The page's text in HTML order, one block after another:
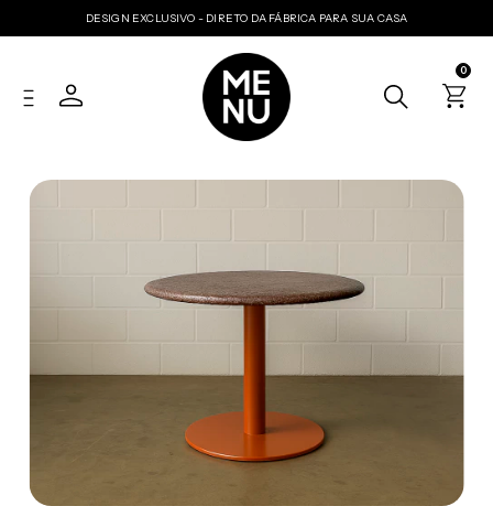
DESIGN EXCLUSIVO - DIRETO DA FÁBRICA PARA SUA CASA
0